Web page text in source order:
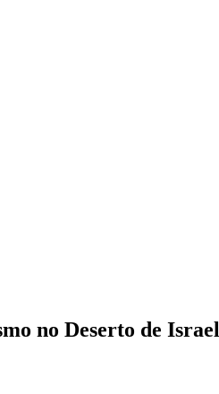
no Deserto de Israel